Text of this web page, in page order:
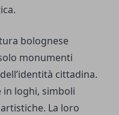
bolognese
monumenti
cittadina.
loghi, simboli
La loro